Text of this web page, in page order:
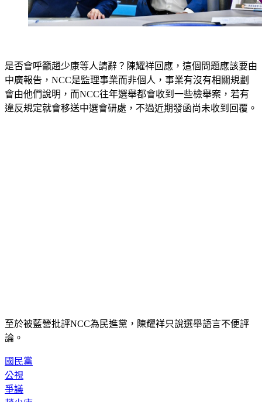
是否會呼籲趙少康等人請辭？陳耀祥回應，這個問題應該要由
中廣報告，NCC是監理事業而非個人，事業有沒有相關規劃
會由他們說明，而NCC往年選舉都會收到一些檢舉案，若有
違反規定就會移送中選會研處，不過近期發函尚未收到回覆。
至於被藍營批評NCC為民進黨，陳耀祥只說選舉語言不便評
論。
國民黨
公視
爭議